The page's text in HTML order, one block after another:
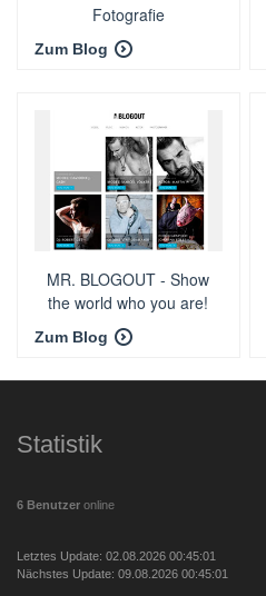
Fotografie
Zum Blog
MR. BLOGOUT - Show
the world who you are!
Zum Blog
Statistik
6 Benutzer online
Letztes Update: 02.08.2026 00:45:01
Nächstes Update: 09.08.2026 00:45:01